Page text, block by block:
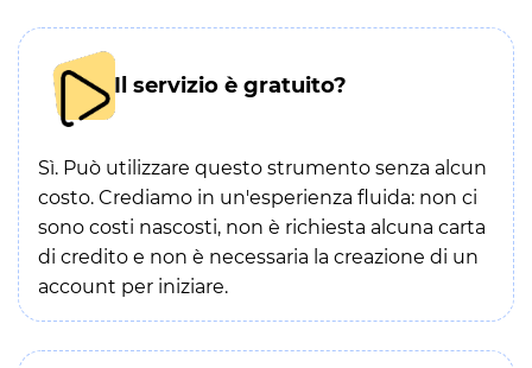
Il servizio è gratuito?
Sì. Può utilizzare questo strumento senza alcun
costo. Crediamo in un'esperienza fluida: non ci
sono costi nascosti, non è richiesta alcuna carta
di credito e non è necessaria la creazione di un
account per iniziare.